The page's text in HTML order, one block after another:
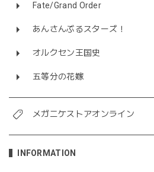
Fate/Grand Order
あんさんぶるスターズ！
オルクセン王国史
五等分の花嫁
メガニケストアオンライン
INFORMATION